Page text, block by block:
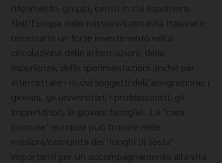
riferimento, gruppi, centri in cui esprimersi.
Nell’Europa delle missioni/comunità italiane è
necessario un forte investimento nella
circolazione delle informazioni, delle
esperienze, delle sperimentazioni anche per
intercettare i nuovi soggetti dell’emigrazione: i
giovani, gli universitari, i professionisti, gli
imprenditori, le giovani famiglie…La ‘casa
comune’ europea può trovare nelle
missioni/comunità dei ‘luoghi di sosta’
importanti per un accompagnamento alla vita